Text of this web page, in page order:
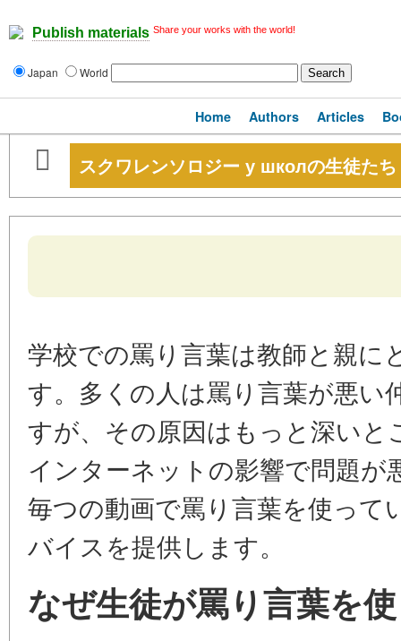
Publish materials Share your works with the world!
Japan World
Home Authors Articles
スクワレンソロジー у школの生徒たち
学校での罵り言葉は教師と親に
す。多くの人は罵り言葉が悪い
すが、その原因はもっと深い
インターネットの影響で問題
毎つの動画で罵り言葉を使って
バイスを提供します。
なぜ生徒が罵り言葉を